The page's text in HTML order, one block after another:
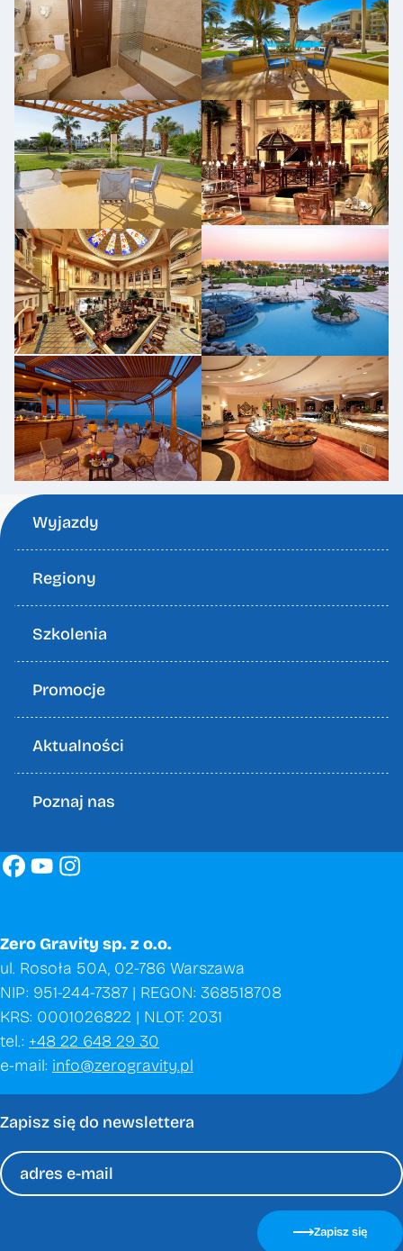
Wyjazdy
Regiony
Szkolenia
Promocje
Aktualności
Poznaj nas
Zapisz się do newslettera
Zapisz się
Zero Gravity sp. z o.o.
ul. Rosoła 50A, 02-786 Warszawa
NIP: 951-244-7387 | REGON: 368518708
KRS: 0001026822 | NLOT: 2031
tel.: +48 22 648 29 30
e-mail: info@zerogravity.pl